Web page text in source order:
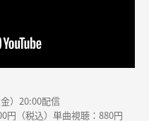
）20:00配信
円（税込）単曲視聴：880円